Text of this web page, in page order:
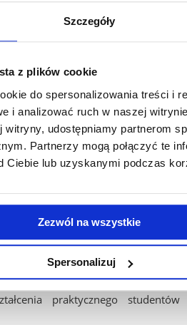
Szczegóły
z plików cookie
do spersonalizowania treści i
i analizować ruch w naszej
udostępniamy partnerom
Partnerzy mogą połączyć te
Ciebie lub uzyskanymi podczas
Zezwól na wszystkie
Spersonalizuj
doświadczeń w zakresie
– symulacja w czasie pandemii
Konferencja
praktycznego studentów